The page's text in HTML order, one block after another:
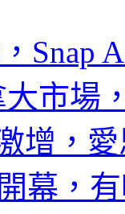
Snap
市場
增，
幕，